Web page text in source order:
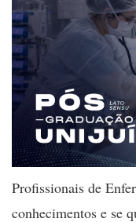
Profissionais de
conhecimentos e se